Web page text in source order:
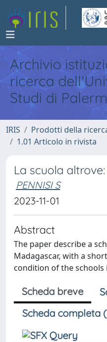
Archivio
ricerca
Studi di
IRIS Prodotti della
1.01 Articolo in rivista
La scuola
PENNISI S
2023-11-01
Abstract
The paper describe a
Madagascar, with a
condition of the schools
Scheda breve
Scheda completa